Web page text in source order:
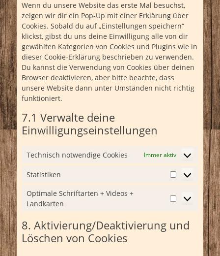
Wenn du unsere Website das erste Mal besuchst,
zeigen wir dir ein Pop-Up mit einer Erklärung über
Cookies. Sobald du auf „Einstellungen speichern“
klickst, gibst du uns deine Einwilligung alle von dir
gewählten Kategorien von Cookies und Plugins wie in
dieser Cookie-Erklärung beschrieben zu verwenden.
Du kannst die Verwendung von Cookies über deinen
Browser deaktivieren, aber bitte beachte, dass
unsere Website dann unter Umständen nicht richtig
funktioniert.
7.1 Verwalte deine
Einwilligungseinstellungen
Technisch notwendige Cookies Immer aktiv
Statistiken
Statistiken
Optimale Schriftarten + Videos +
Landkarten
Optimale
Schriftarten
+
8. Aktivierung/Deaktivierung und
Löschen von Cookies